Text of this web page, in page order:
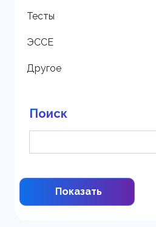
Тесты
ЭССЕ
Другое
Поиск
Показать